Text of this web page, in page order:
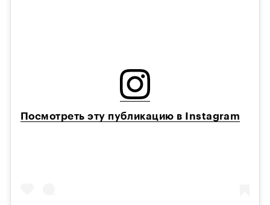
Посмотреть эту публикацию в Instagram